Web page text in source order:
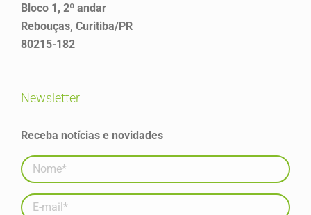
Bloco 1, 2º andar
Rebouças, Curitiba/PR
80215-182
newsletter
Receba notícias e novidades